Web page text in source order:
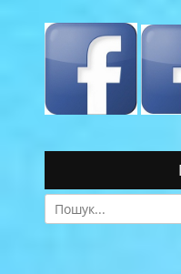
Search
for: